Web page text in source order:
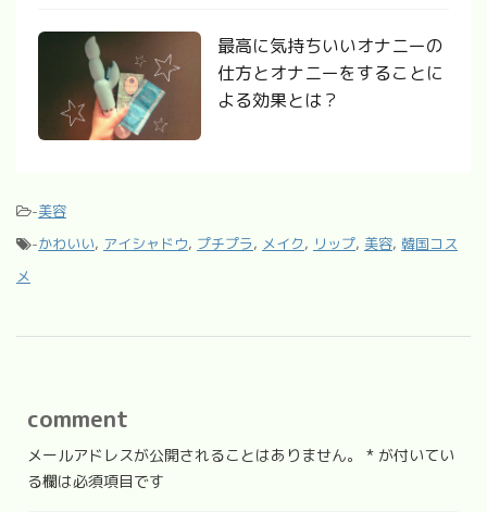
最高に気持ちいいオナニーの
仕方とオナニーをすることに
よる効果とは？
-美容
-かわいい, アイシャドウ, プチプラ, メイク, リップ, 美容, 韓国コス
メ
comment
メールアドレスが公開されることはありません。 * が付いてい
る欄は必須項目です